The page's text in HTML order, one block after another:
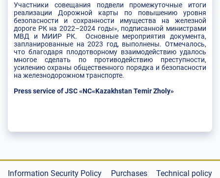
Участники совещания подвели промежуточные итоги
реализации Дорожной карты по повышению уровня
безопасности и сохранности имущества на железной
дороге РК на 2022–2024 годы», подписанной министрами
МВД и МИИР РК. Основные мероприятия документа,
запланированные на 2023 год, выполнены. Отмечалось,
что благодаря плодотворному взаимодействию удалось
многое сделать по противодействию преступности,
усилению охраны общественного порядка и безопасности
на железнодорожном транспорте.
Press service of JSC «NC«Kazakhstan Temir Zholy»
Information Security Policy Purchases Technical policy